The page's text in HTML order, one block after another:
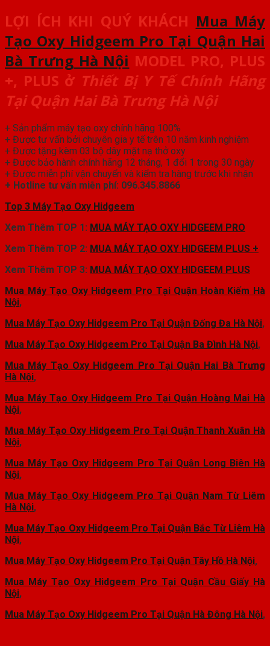
LỢI ÍCH KHI QUÝ KHÁCH Mua Máy
Tạo Oxy Hidgeem Pro Tại Quận Hai
Bà Trưng Hà Nội MODEL PRO, PLUS
+, PLUS ở Thiết Bị Y Tế Chính Hãng
Tại Quận Hai Bà Trưng Hà Nội
+ Sản phẩm máy tạo oxy chính hãng 100%
+ Được tư vấn bởi chuyên gia y tế trên 10 năm kinh nghiệm
+ Được tặng kèm 03 bộ dây mặt nạ thở oxy
+ Được bảo hành chính hãng 12 tháng, 1 đổi 1 trong 30 ngày
+ Được miễn phí vận chuyển và kiểm tra hàng trước khi nhận
+ Hotline tư vấn miễn phí: 096.345.8866
Top 3 Máy Tạo Oxy Hidgeem
Xem Thêm TOP 1: MUA MÁY TẠO OXY HIDGEEM PRO
Xem Thêm TOP 2: MUA MÁY TẠO OXY HIDGEEM PLUS +
Xem Thêm TOP 3: MUA MÁY TẠO OXY HIDGEEM PLUS
Mua Máy Tạo Oxy Hidgeem Pro Tại Quận Hoàn Kiếm Hà
Nội,
Mua Máy Tạo Oxy Hidgeem Pro Tại Quận Đống Đa Hà Nội,
Mua Máy Tạo Oxy Hidgeem Pro Tại Quận Ba Đình Hà Nội,
Mua Máy Tạo Oxy Hidgeem Pro Tại Quận Hai Bà Trưng
Hà Nội,
Mua Máy Tạo Oxy Hidgeem Pro Tại Quận Hoàng Mai Hà
Nội,
Mua Máy Tạo Oxy Hidgeem Pro Tại Quận Thanh Xuân Hà
Nội,
Mua Máy Tạo Oxy Hidgeem Pro Tại Quận Long Biên Hà
Nội,
Mua Máy Tạo Oxy Hidgeem Pro Tại Quận Nam Từ Liêm
Hà Nội,
Mua Máy Tạo Oxy Hidgeem Pro Tại Quận Bắc Từ Liêm Hà
Nội,
Mua Máy Tạo Oxy Hidgeem Pro Tại Quận Tây Hồ Hà Nội,
Mua Máy Tạo Oxy Hidgeem Pro Tại Quận Cầu Giấy Hà
Nội,
Mua Máy Tạo Oxy Hidgeem Pro Tại Quận Hà Đông Hà Nội,